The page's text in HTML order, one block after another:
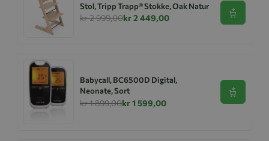
Stol, Tripp Trapp® Stokke, Oak Natur
kr 2 999,00kr 2 449,00 Se
Babycall, BC6500D Digital,
Neonate, Sort
kr 1 899,00kr 1 599,00
Se